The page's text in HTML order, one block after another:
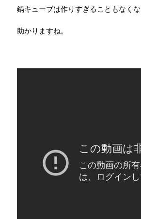
鍋キューブは作りすぎることもなく
助かりますね。